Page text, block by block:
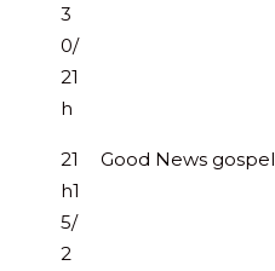
3
0/
21
h
21
h1
5/
2
Good News gospel